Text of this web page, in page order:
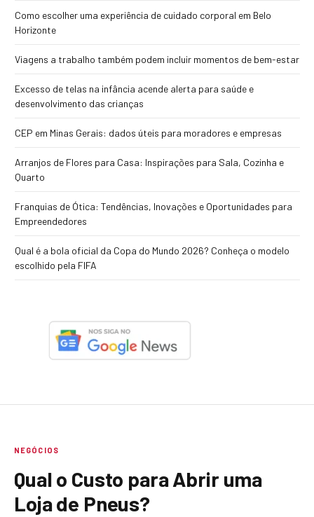
Como escolher uma experiência de cuidado corporal em Belo
Horizonte
Viagens a trabalho também podem incluir momentos de bem-estar
Excesso de telas na infância acende alerta para saúde e
desenvolvimento das crianças
CEP em Minas Gerais: dados úteis para moradores e empresas
Arranjos de Flores para Casa: Inspirações para Sala, Cozinha e
Quarto
Franquias de Ótica: Tendências, Inovações e Oportunidades para
Empreendedores
Qual é a bola oficial da Copa do Mundo 2026? Conheça o modelo
escolhido pela FIFA
NEGÓCIOS
Qual o Custo para Abrir uma
Loja de Pneus?